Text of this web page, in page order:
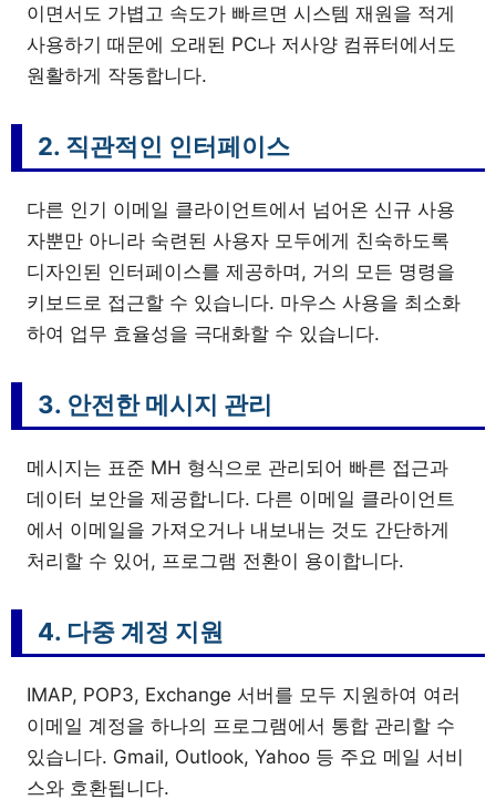
이면서도 가볍고 속도가 빠르면 시스템 재원을 적게
사용하기 때문에 오래된 PC나 저사양 컴퓨터에서도
원활하게 작동합니다.
2. 직관적인 인터페이스
다른 인기 이메일 클라이언트에서 넘어온 신규 사용
자뿐만 아니라 숙련된 사용자 모두에게 친숙하도록
디자인된 인터페이스를 제공하며, 거의 모든 명령을
키보드로 접근할 수 있습니다. 마우스 사용을 최소화
하여 업무 효율성을 극대화할 수 있습니다.
3. 안전한 메시지 관리
메시지는 표준 MH 형식으로 관리되어 빠른 접근과
데이터 보안을 제공합니다. 다른 이메일 클라이언트
에서 이메일을 가져오거나 내보내는 것도 간단하게
처리할 수 있어, 프로그램 전환이 용이합니다.
4. 다중 계정 지원
IMAP, POP3, Exchange 서버를 모두 지원하여 여러
이메일 계정을 하나의 프로그램에서 통합 관리할 수
있습니다. Gmail, Outlook, Yahoo 등 주요 메일 서비
스와 호환됩니다.